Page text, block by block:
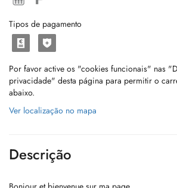
Tipos de pagamento
Por favor active os "cookies funcionais" nas
privacidade" desta página para permitir o
abaixo.
Ver localização no mapa
Descrição